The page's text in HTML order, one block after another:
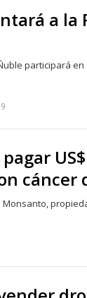
a la
participará
cáncer